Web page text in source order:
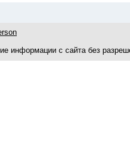
информации с сайта без